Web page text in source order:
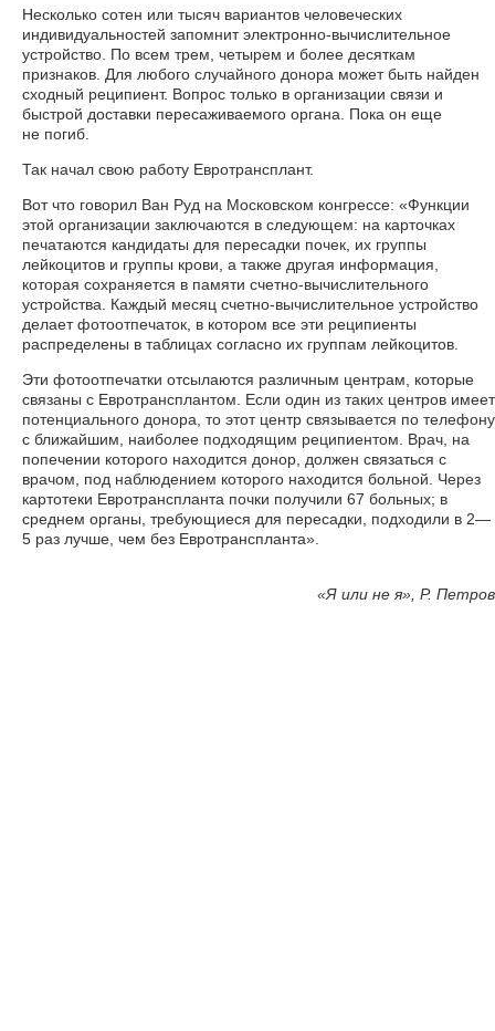
Несколько сотен или тысяч вариантов человеческих
индивидуальностей запомнит электронно-вычислительное
устройство. По всем трем, четырем и более десяткам
признаков. Для любого случайного донора может быть найден
сходный реципиент. Вопрос только в организации связи и
быстрой доставки пересаживаемого органа. Пока он еще
не погиб.
Так начал свою работу Евротрансплант.
Вот что говорил Ван Руд на Московском конгрессе: «Функции
этой организации заключаются в следующем: на карточках
печатаются кандидаты для пересадки почек, их группы
лейкоцитов и группы крови, а также другая информация,
которая сохраняется в памяти счетно-вычислительного
устройства. Каждый месяц счетно-вычислительное устройство
делает фотоотпечаток, в котором все эти реципиенты
распределены в таблицах согласно их группам лейкоцитов.
Эти фотоотпечатки отсылаются различным центрам, которые
связаны с Евротрансплантом. Если один из таких центров имеет
потенциального донора, то этот центр связывается по телефону
с ближайшим, наиболее подходящим реципиентом. Врач, на
попечении которого находится донор, должен связаться с
врачом, под наблюдением которого находится больной. Через
картотеки Евротранспланта почки получили 67 больных; в
среднем органы, требующиеся для пересадки, подходили в 2—
5 раз лучше, чем без Евротранспланта».
«Я или не я», Р. Петров